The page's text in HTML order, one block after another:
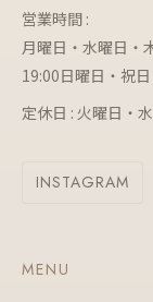
営業時間 :
月曜日・水曜日・
19:00日曜日・祝
定休日 : 火曜日・
INSTAGRAM
MENU